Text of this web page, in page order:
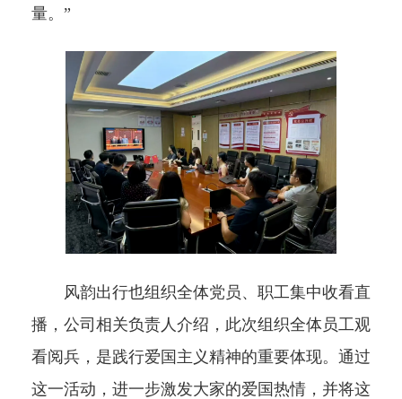
量。”
风韵出行也组织全体党员、职工集中收看直
播，公司相关负责人介绍，此次组织全体员工观
看阅兵，是践行爱国主义精神的重要体现。通过
这一活动，进一步激发大家的爱国热情，并将这